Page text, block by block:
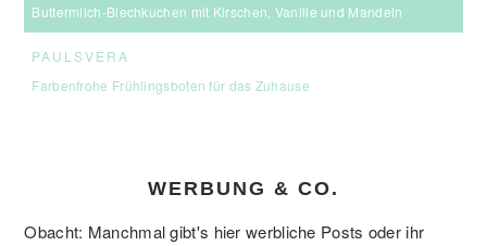
Buttermilch-Blechkuchen mit Kirschen, Vanille und Mandeln
PAULSVERA
Farbenfrohe Frühlingsboten für das Zuhause
WERBUNG & CO.
Obacht: Manchmal gibt's hier werbliche Posts oder ihr